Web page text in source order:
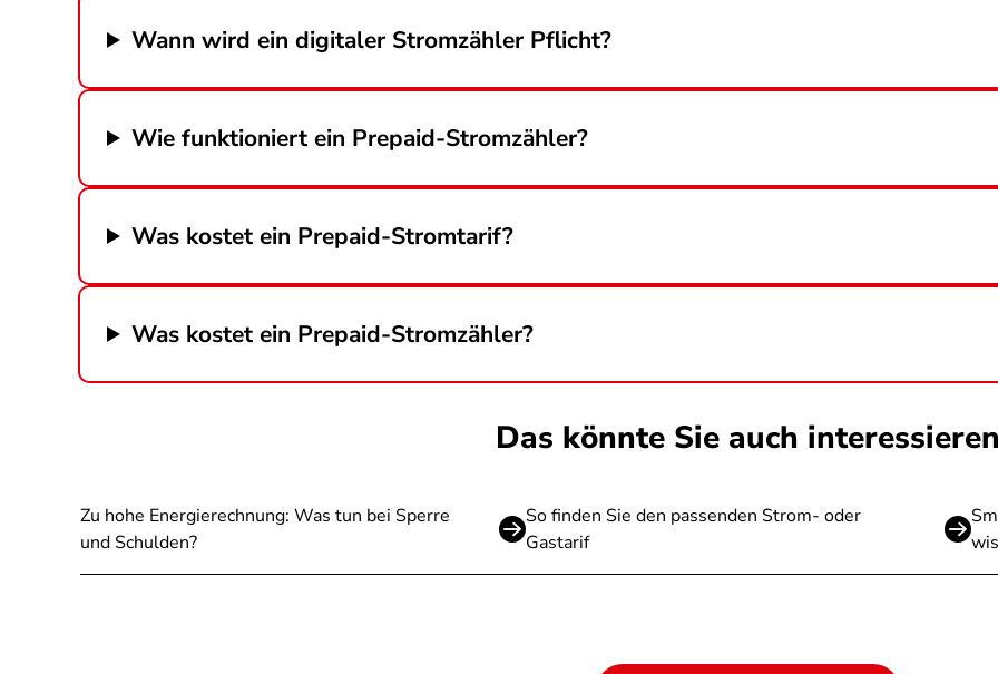
Wann wird ein digitaler Stromzähler Pflicht?
Wie funktioniert ein Prepaid-Stromzähler?
Was kostet ein Prepaid-Stromtarif?
Was kostet ein Prepaid-Stromzähler?
Das könnte Sie auch
Zu hohe Energierechnung: Was tun bei Sperre
und Schulden?
So finden Sie den passenden Strom- oder
Gastarif